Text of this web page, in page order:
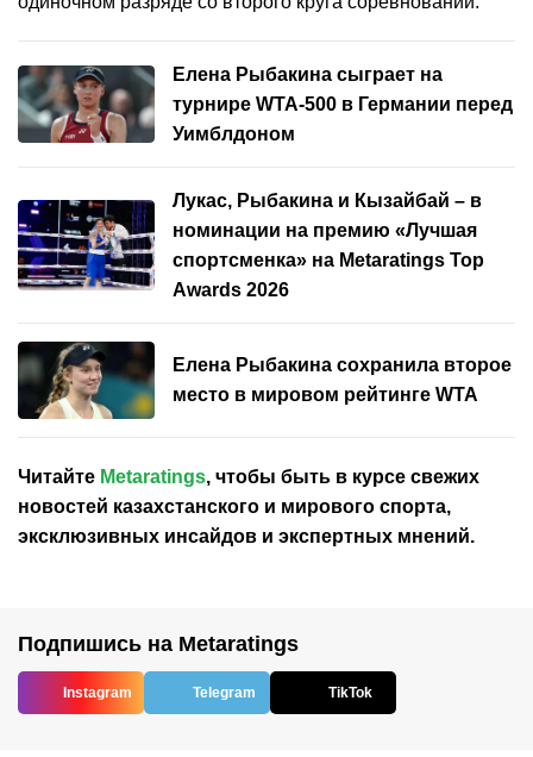
Елена Рыбакина сыграет на
турнире WTA-500 в Германии перед
Уимблдоном
Лукас, Рыбакина и Кызайбай – в
номинации на премию «Лучшая
спортсменка» на Metaratings Top
Awards 2026
Елена Рыбакина сохранила второе
место в мировом рейтинге WTA
Читайте Metaratings, чтобы быть в курсе свежих
новостей казахстанского и мирового спорта,
эксклюзивных инсайдов и экспертных мнений.
Подпишись на Metaratings
Instagram Telegram TikTok